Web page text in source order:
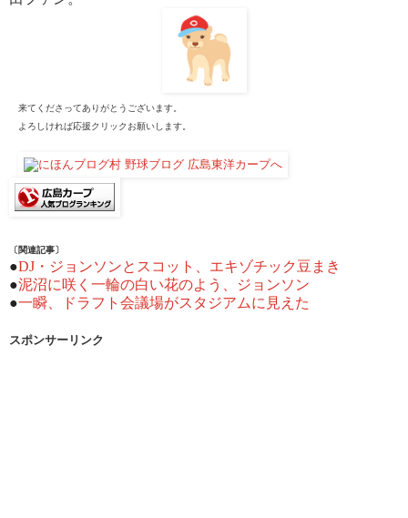
来てくださってありがとうございます。
よろしければ応援クリックお願いします。
〔関連記事〕
●DJ・ジョンソンとスコット、エキゾチック豆まき
●泥沼に咲く一輪の白い花のよう、ジョンソン
●一瞬、ドラフト会議場がスタジアムに見えた
スポンサーリンク